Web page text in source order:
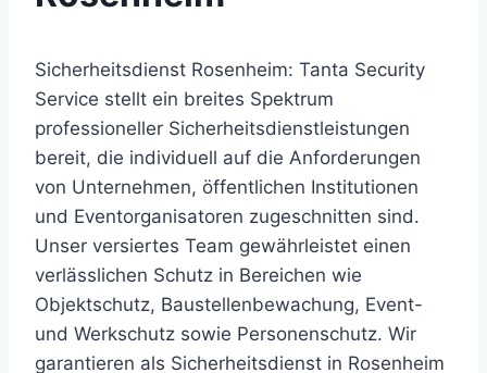
Sicherheitsdienst Rosenheim: Tanta Security
Service stellt ein breites Spektrum
professioneller Sicherheitsdienstleistungen
bereit, die individuell auf die Anforderungen
von Unternehmen, öffentlichen Institutionen
und Eventorganisatoren zugeschnitten sind.
Unser versiertes Team gewährleistet einen
verlässlichen Schutz in Bereichen wie
Objektschutz, Baustellenbewachung, Event-
und Werkschutz sowie Personenschutz. Wir
garantieren als Sicherheitsdienst in Rosenheim